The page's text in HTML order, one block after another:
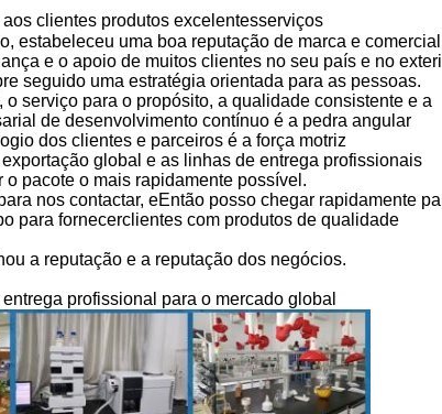
clientes produtos excelentesserviços
estabeleceu uma boa reputação de marca e
e o apoio de muitos clientes no seu país e no
seguido uma estratégia orientada para as pessoas.
serviço para o propósito, a qualidade consistente e a
de desenvolvimento contínuo é a pedra angular
dos clientes e parceiros é a força motriz
global e as linhas de entrega profissionais
o pacote o mais rapidamente possível.
nos contactar, eEntão posso chegar rapidamente
para fornecerclientes com produtos de qualidade
a reputação e a reputação dos negócios.
profissional para o mercado global